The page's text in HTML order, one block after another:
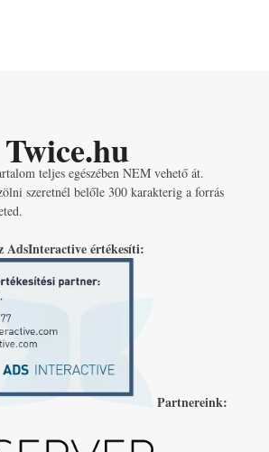
Twice.hu
teljes egészében NEM vehető át.
szeretnél belőle 300 karakterig a forrás
AdsInteractive értékesíti:
Partnereink: